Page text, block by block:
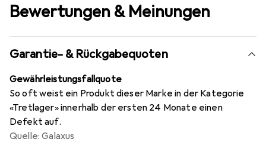
Bewertungen & Meinungen
Garantie- & Rückgabequoten
Gewährleistungsfallquote
So oft weist ein Produkt dieser Marke in der Kategorie
«Tretlager» innerhalb der ersten 24 Monate einen
Defekt auf.
Quelle: Galaxus